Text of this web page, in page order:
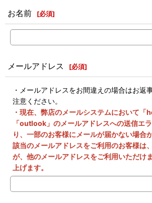
お名前 [必須]
メールアドレス [必須]
・メールアドレスをお間違えの場合はお返
注意ください。
・現在、弊店のメールシステムにおいて
「outlook」のメールアドレスへの送信エ
り、一部のお客様にメールが届かない場合
該当のメールアドレスをご利用のお客様は
が、他のメールアドレスをご利用いただけ
上げます。